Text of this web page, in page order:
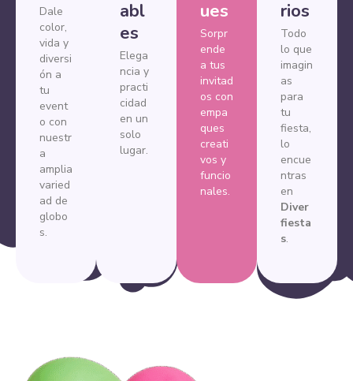
Dale
color,
vida y
diversi
ón a
tu
event
o con
nuestr
a
amplia
varied
ad de
globo
s.
abl
es
Elega
ncia y
practi
cidad
en un
solo
lugar.
ues
Sorpr
ende
a tus
invitad
os con
empa
ques
creati
vos y
funcio
nales.
rios
Todo
lo que
imagin
as
para
tu
fiesta,
lo
encue
ntras
en
Diver
fiesta
s.